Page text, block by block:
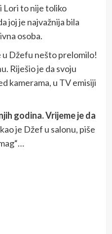
Lori to nije toliko
joj je najvažnija bila
osoba.
u Džefu nešto prelomilo!
Riješio je da svoju
kamerama, u TV emisiji
godina. Vrijeme je da
je Džef u salonu, piše